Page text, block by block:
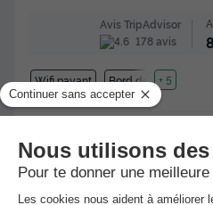
Avis TripAdvisor
178 avis
Wifi payant Bord de mer
+ 5
MOBILHOME 6 personnes -
6 Pers. | Terrasse surélevée non
Meilleur prix pour 7 nuits